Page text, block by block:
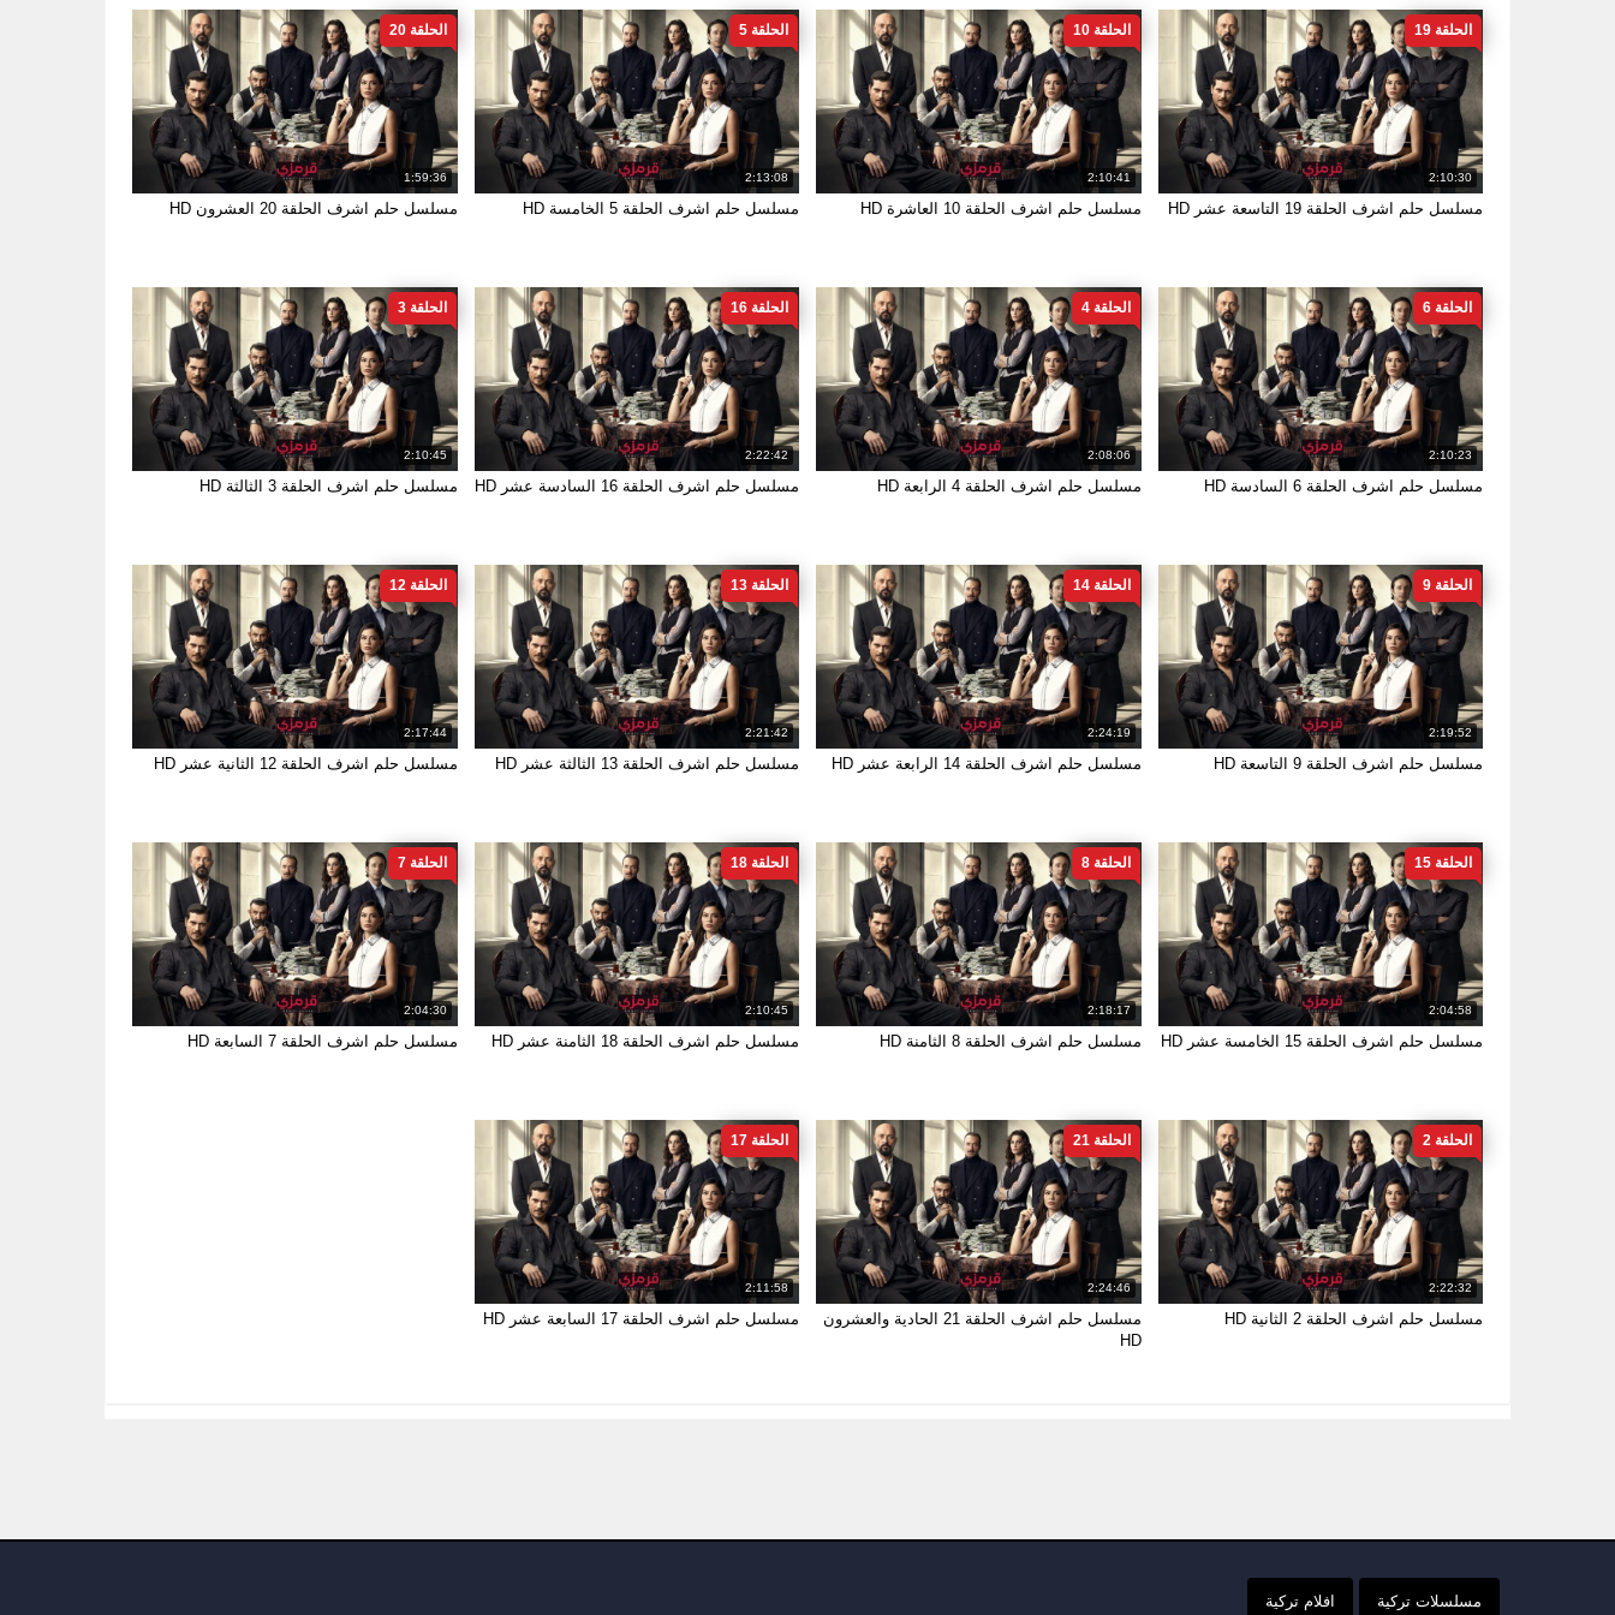
2:10:30
الحلقة 19
مسلسل حلم اشرف الحلقة 19 التاسعة عشر HD
2:10:41
الحلقة 10
مسلسل حلم اشرف الحلقة 10 العاشرة HD
2:13:08
الحلقة 5
مسلسل حلم اشرف الحلقة 5 الخامسة HD
1:59:36
الحلقة 20
مسلسل حلم اشرف الحلقة 20 العشرون HD
2:10:23
الحلقة 6
مسلسل حلم اشرف الحلقة 6 السادسة HD
2:08:06
الحلقة 4
مسلسل حلم اشرف الحلقة 4 الرابعة HD
2:22:42
الحلقة 16
مسلسل حلم اشرف الحلقة 16 السادسة عشر HD
2:10:45
الحلقة 3
مسلسل حلم اشرف الحلقة 3 الثالثة HD
2:19:52
الحلقة 9
مسلسل حلم اشرف الحلقة 9 التاسعة HD
2:24:19
الحلقة 14
مسلسل حلم اشرف الحلقة 14 الرابعة عشر HD
2:21:42
الحلقة 13
مسلسل حلم اشرف الحلقة 13 الثالثة عشر HD
2:17:44
الحلقة 12
مسلسل حلم اشرف الحلقة 12 الثانية عشر HD
2:04:58
الحلقة 15
مسلسل حلم اشرف الحلقة 15 الخامسة عشر HD
2:18:17
الحلقة 8
مسلسل حلم اشرف الحلقة 8 الثامنة HD
2:10:45
الحلقة 18
مسلسل حلم اشرف الحلقة 18 الثامنة عشر HD
2:04:30
الحلقة 7
مسلسل حلم اشرف الحلقة 7 السابعة HD
2:22:32
الحلقة 2
مسلسل حلم اشرف الحلقة 2 الثانية HD
2:24:46
الحلقة 21
مسلسل حلم اشرف الحلقة 21 الحادية والعشرون
HD
2:11:58
الحلقة 17
مسلسل حلم اشرف الحلقة 17 السابعة عشر HD
مسلسلات تركية افلام تركية